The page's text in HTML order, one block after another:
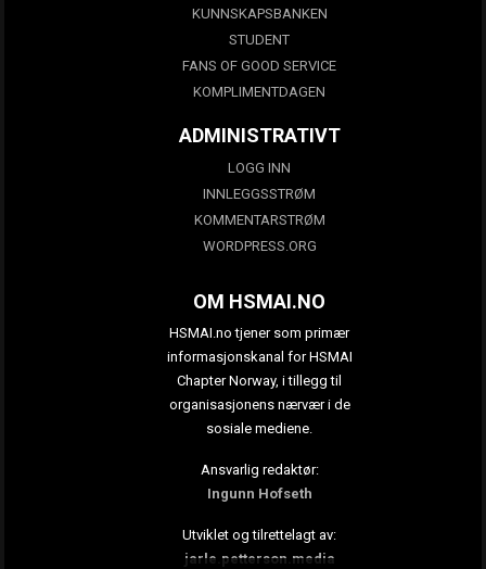
KUNNSKAPSBANKEN
STUDENT
FANS OF GOOD SERVICE
KOMPLIMENTDAGEN
ADMINISTRATIVT
LOGG INN
INNLEGGSSTRØM
KOMMENTARSTRØM
WORDPRESS.ORG
OM HSMAI.NO
HSMAI.no tjener som primær
informasjonskanal for HSMAI
Chapter Norway, i tillegg til
organisasjonens nærvær i de
sosiale mediene.
Ansvarlig redaktør:
Ingunn Hofseth
Utviklet og tilrettelagt av:
jarle.petterson.media